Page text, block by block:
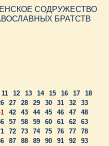
СОДРУЖЕСТВО
БРАТСТВ
11 12 13 14 15 16 17
18
27 28 29 30 31 32
33
42 43 44 45 46 47
48
57 58 59 60 61 62
63
72 73 74 75 76 77
78
87 88 89 90 91 92
93